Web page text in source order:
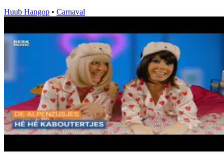
Huub Hangop • Carnaval